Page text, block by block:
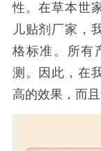
性。在草本世
儿贴剂厂家，
格标准。所有
测。因此，在
高的效果，而